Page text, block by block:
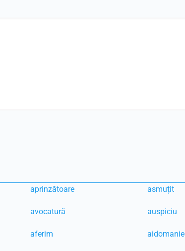
aprinzătoare asmuțit
avocatură auspiciu
aferim aidomanie